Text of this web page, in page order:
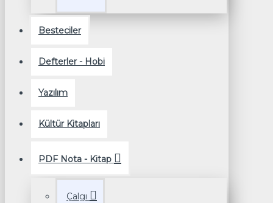
Besteciler
Defterler - Hobi
Yazılım
Kültür Kitapları
PDF Nota - Kitap
Çalgı